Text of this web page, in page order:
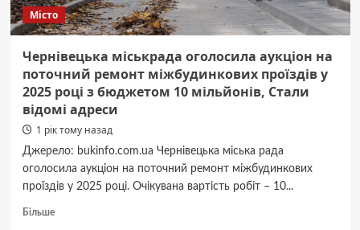
Місто
Чернівецька міськрада оголосила аукціон на
поточний ремонт міжбудинкових проїздів у
2025 році з бюджетом 10 мільйонів, Стали
відомі адреси
1 рік тому назад
Джерело: bukinfo.com.ua Чернівецька міська рада
оголосила аукціон на поточний ремонт міжбудинкових
проїздів у 2025 році. Очікувана вартість робіт – 10...
БільшеДокладніше